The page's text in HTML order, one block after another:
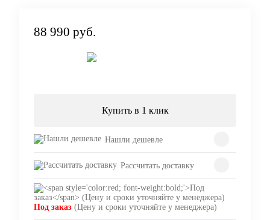
88 990 руб.
Купить в 1 клик
Нашли дешевле
Рассчитать доставку
Под заказ (Цену и сроки уточняйте у менеджера)